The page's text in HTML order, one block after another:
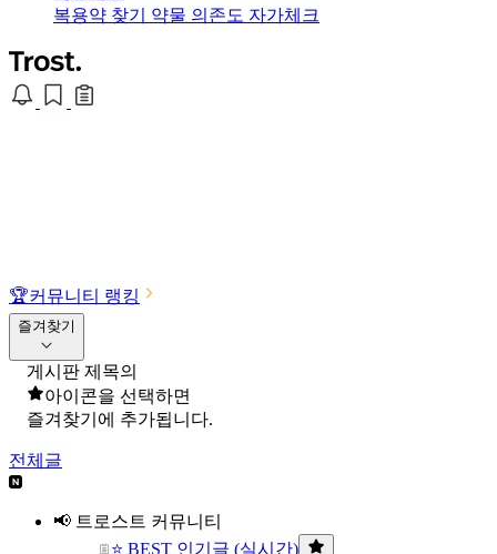
복용약 찾기 약물 의존도 자가체크
🏆커뮤니티 랭킹
즐겨찾기
게시판 제목의
아이콘을 선택하면
즐겨찾기에 추가됩니다.
전체글
📢 트로스트 커뮤니티
⭐ BEST 인기글 (실시간)